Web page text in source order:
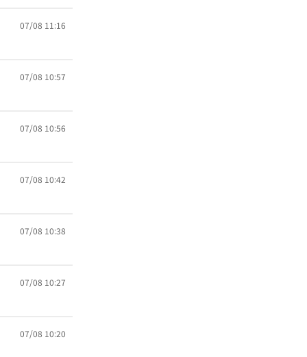
07/08 11:16
07/08 10:57
07/08 10:56
07/08 10:42
07/08 10:38
07/08 10:27
07/08 10:20